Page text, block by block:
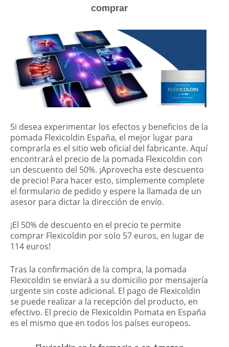
comprar
Si desea experimentar los efectos y beneficios de la
pomada Flexicoldin España, el mejor lugar para
comprarla es el sitio web oficial del fabricante. Aquí
encontrará el precio de la pomada Flexicoldin con
un descuento del 50%. ¡Aprovecha este descuento
de precio! Para hacer esto, simplemente complete
el formulario de pedido y espere la llamada de un
asesor para dictar la dirección de envío.
¡El 50% de descuento en el precio te permite
comprar Flexicoldin por solo 57 euros, en lugar de
114 euros!
Tras la confirmación de la compra, la pomada
Flexicoldin se enviará a su domicilio por mensajería
urgente sin coste adicional. El pago de Flexicoldin
se puede realizar a la recepción del producto, en
efectivo. El precio de Flexicoldin Pomata en España
es el mismo que en todos los países europeos.